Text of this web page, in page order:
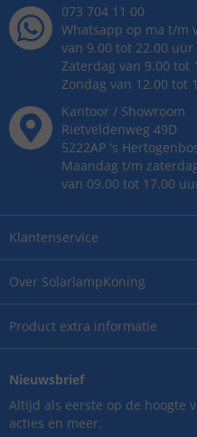
Over SolarlampKoning
Product extra informatie
Klantenservice
073 704 11 00
Whatsapp op ma t/m
van 9.00 tot 22.00 uur
Zaterdag van 9.00 tot
Zondag van 12.00 tot
Kantoor / Showroom
Rietveldenweg 49D
5222AP 's
Maandag t/m
van 09.00 tot 17.00
Nieuwsbrief
Altijd als eerste op de hoogte
acties en meer.